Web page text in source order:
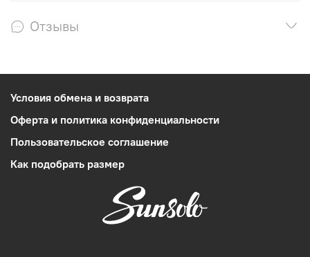
Отзывы
Условия обмена и возврата
Оферта и политика конфиденциальности
Пользовательское соглашение
Как подобрать размер